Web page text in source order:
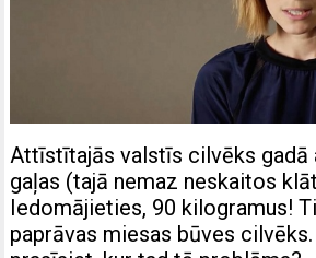
Attīstītajās valstīs cilvēks gadā
gaļas (tajā nemaz neskaitos
Iedomājieties, 90 kilogramus!
paprāvas miesas būves